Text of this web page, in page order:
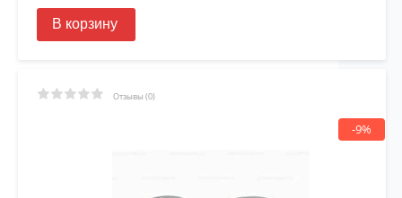
В корзину
Отзывы (0)
-9%